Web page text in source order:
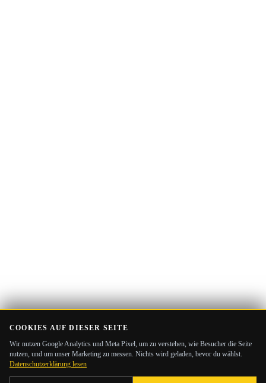
COOKIES AUF DIESER SEITE
Wir nutzen Google Analytics und Meta Pixel, um zu verstehen, wie Besucher die Seite
nutzen, und um unser Marketing zu messen. Nichts wird geladen, bevor du wählst.
Datenschutzerklärung lesen